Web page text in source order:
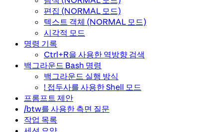
편집 (NORMAL 모드)
텍스트 객체 (NORMAL 모드)
시각적 모드
명령 기록
Ctrl+R을 사용한 역방향 검색
백그라운드 Bash 명령
백그라운드 실행 방식
! 접두사를 사용한 Shell 모드
프롬프트 제안
/btw를 사용한 측면 질문
작업 목록